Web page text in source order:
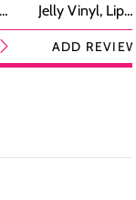
Jelly Vinyl, Lip
Cream Glossy
Ringan
ADD